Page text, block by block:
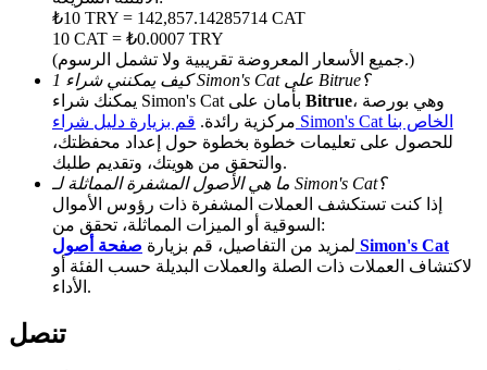
Deposit CASHCAT & Win
Share 500000 CASHCAT prize pool
Exclusive for BitMart Users
Register & Trade to Win 500,000 USDT
₺10 TRY = 142,857.14285714 CAT
10 CAT = ₺0.0007 TRY
(جميع الأسعار المعروضة تقريبية ولا تشمل الرسوم.)
كيف يمكنني شراء 1 Simon's Cat على Bitrue؟
Bitrue، وهي بورصة
مركزية رائدة.
قم بزيارة دليل شراء Simon's Cat الخاص بنا
للحصول على تعليمات خطوة بخطوة حول إعداد محفظتك،
والتحقق من هويتك، وتقديم طلبك.
ما هي الأصول المشفرة المماثلة لـ Simon's Cat؟
إذا كنت تستكشف العملات المشفرة ذات رؤوس الأموال
السوقية أو الميزات المماثلة، تحقق من:
لمزيد من التفاصيل، قم بزيارة صفحة أصول Simon's Cat
لاكتشاف العملات ذات الصلة والعملات البديلة حسب الفئة أو
الأداء.
تنصل